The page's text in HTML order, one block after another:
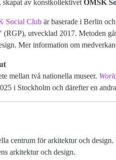
, skapat av konstkollektivet OMSK
Social Club är baserade i Berlin
utvecklad 2017. Metoden
Mer information om
mellan två nationella museer.
i Stockholm och därefter en
centrum för arkitektur och
arkitektur och design.